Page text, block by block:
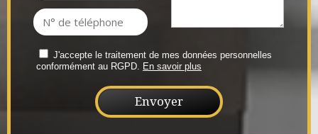
J'accepte le traitement de mes données personnelles
conformément au RGPD. En savoir plus